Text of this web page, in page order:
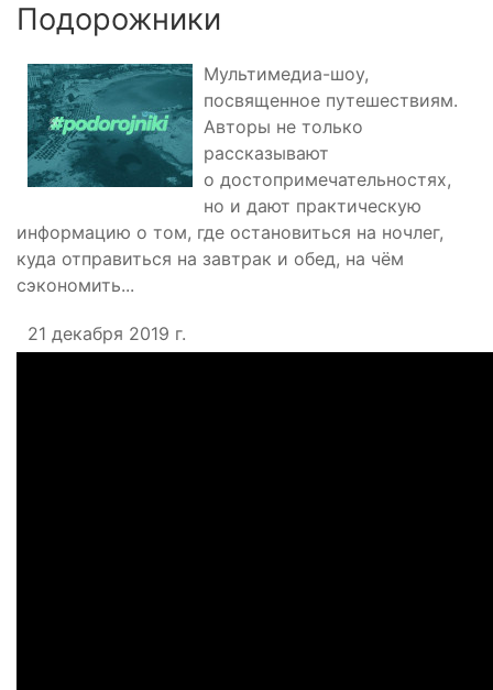
Подорожники
Мультимедиа-шоу,
посвященное путешествиям.
Авторы не только
рассказывают
о достопримечательностях,
но и дают практическую
информацию о том, где остановиться на ночлег,
куда отправиться на завтрак и обед, на чём
сэкономить...
21 декабря 2019 г.